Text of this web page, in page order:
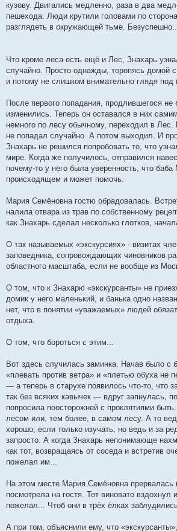
кузову. Двигались медленно, раза в два
пешехода. Люди крутили головами по
разглядеть в окружающей тьме.
Что кроме леса есть ещё и Лес, Знахарь
случайно. Просто однажды, торопясь домой
и потому не слишком внимательно глядя под
После первого попадания, продлившегося
изменились. Теперь он оставался в них
немного по лесу обычному, переходил в
не попадал случайно. А потом выходил. И
Знахарь не решился попробовать то, что
мире. Когда же получилось, отправился
почему-то у него была уверенность, что баба
происходящем и может помочь.
Мария Семёновна гостю обрадовалась.
налила отвара из трав по собственному
как Знахарь сделал несколько глотков,
О так называемых «экскурсиях» - визитах
заповедника, сопровождающих чиновников
областного масштаба, если не вообще из
О том, что к Знахарю «экскурсанты» не
домик у него маленький, и банька одно
нет, что в понятии «уважаемых» людей
отдыха.
О том, что бороться с этим...
Вот здесь случилась заминка. Начав было с
«плевать против ветра» и «плетью обуха не
— а теперь в старухе появилось что-то, что
так без всяких кавычек — вдруг запнулась,
попросила поосторожней с проклятиями
лесом или, тем более, в самом лесу. А то
хорошо, если только изучать, но ведь и за
запросто. А когда Знахарь непонимающе
как тот, возвращаясь от соседа и встретив
пожелал им...
На этом месте Мария Семёновна прервалась
посмотрела на гостя. Тот виновато вздохнул
пожелал... Чтоб они в трёх ёлках
А при том, объяснили ему, что